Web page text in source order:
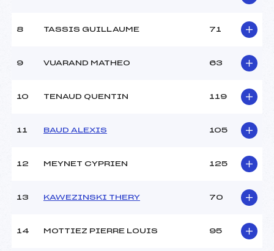
Ouvreurs D :
Météo :
BEAU
DURE
Nombre de portes :
Traceur :
Ouvreurs C :
Ouvreurs E :
8 TASSIS GUILLAUME 71
9 VUARAND MATHEO 63
10 TENAUD QUENTIN 119
11 BAUD ALEXIS 105
12 MEYNET CYPRIEN 125
13 KAWEZINSKI THERY 70
14 MOTTIEZ PIERRE LOUIS 95